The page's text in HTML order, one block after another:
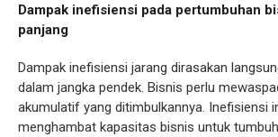
Dampak inefisiensi pada pertumbuhan
panjang
Dampak inefisiensi jarang dirasakan
dalam jangka pendek. Bisnis perlu
akumulatif yang ditimbulkannya. Inefisiensi
menghambat kapasitas bisnis untuk